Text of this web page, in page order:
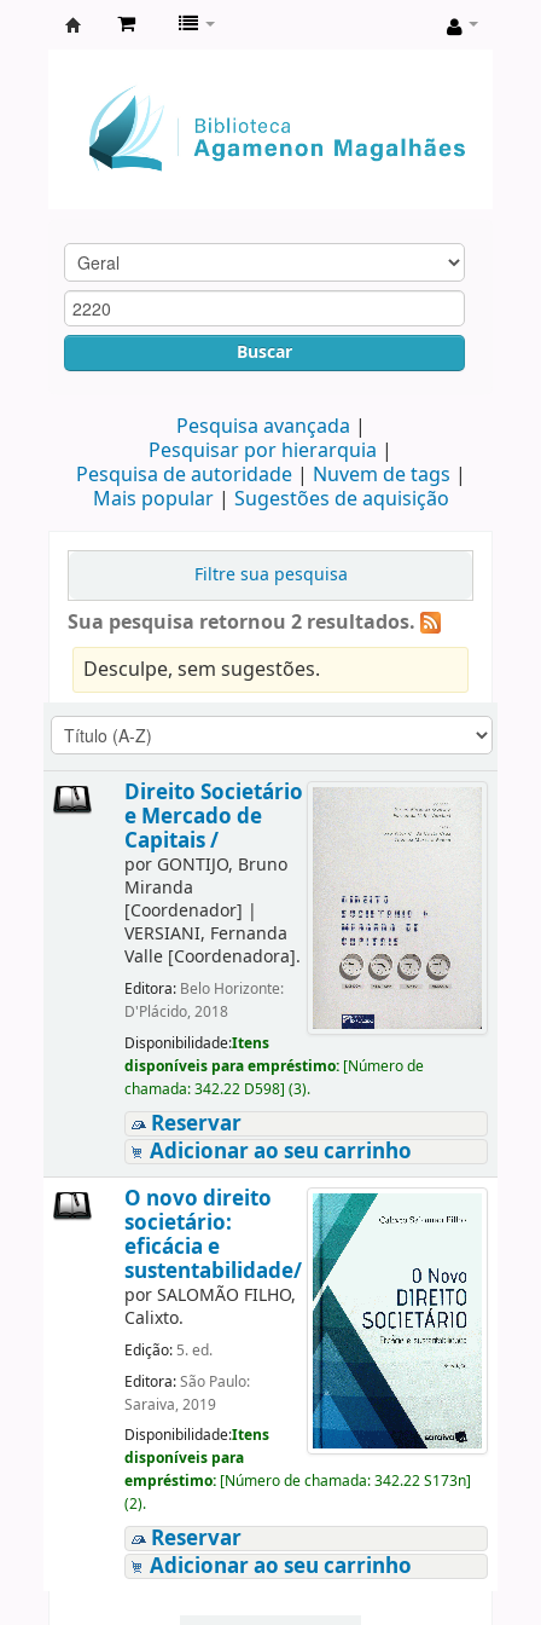
Agamenon
Magalhães
Buscar
Pesquisa avançada
Pesquisar por hierarquia
Pesquisa de autoridade
Nuvem de tags
Mais popular
Sugestões de aquisição
Filtre sua pesquisa
Sua pesquisa retornou 2 resultados.
Desculpe, sem sugestões.
Direito Societário
e Mercado de
Capitais /
por GONTIJO, Bruno
Miranda
[Coordenador] |
VERSIANI, Fernanda
Valle[Coordenadora].
Editora: Belo Horizonte:
D'Plácido, 2018
Disponibilidade:Itens
disponíveis para empréstimo: [Número de
chamada:342.22 D598] (3).
Reservar
Adicionar ao seu carrinho
O novo direito
societário:
eficácia e
sustentabilidade/
porSALOMÃO FILHO,
Calixto.
Edição: 5. ed.
Editora:São Paulo:
Saraiva, 2019
Disponibilidade:Itens
disponíveis para
empréstimo: [Número de chamada:342.22 S173n]
(2).
Reservar
Adicionar ao seu carrinho